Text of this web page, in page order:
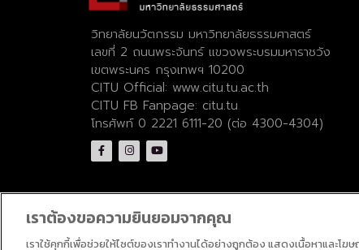
วิทยาลัยนวัตกรรม มหาวิทยาลัยธรรมศาสตร์
เลขที่ 2 ถนนพระจันทร์ แขวงพระบรมมหาราชวัง
เขตพระนคร กรุงเทพฯ 10200
CITU Official: www.citu.tu.ac.th
CITU FB Fanpage: citu.tu
โทรศัพท์ 0 2221 6111-20 (ต่อ 4300-4304)
เราต้องขอความยินยอมจากคุณ
เราใช้คุกกี้เพื่อช่วยให้ไซต์ของเราทำงานได้อย่างถูกต้อง แสดงเนื้อหาและ